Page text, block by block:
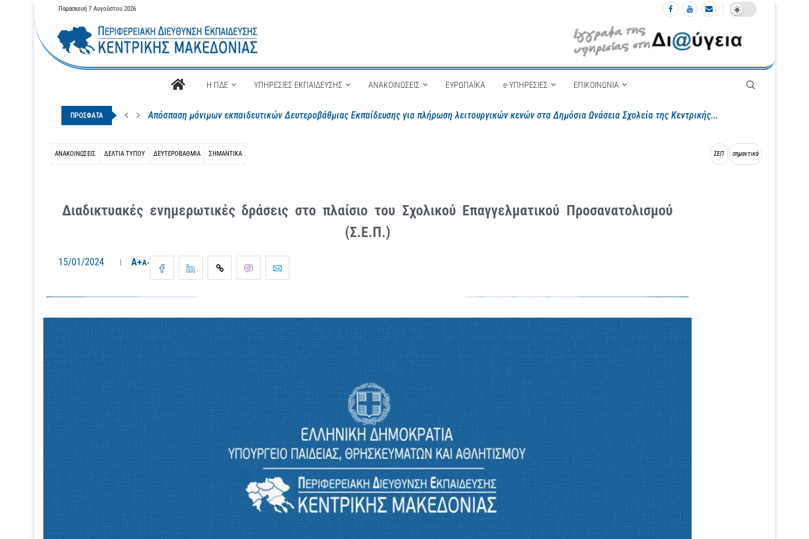
Παρασκευή 7 Αυγούστου 2026
ΑρχικήΗ ΠΔΕ ΥΠΗΡΕΣΙΕΣ ΕΚΠΑΙΔΕΥΣΗΣ ΑΝΑΚΟΙΝΩΣΕΙΣ ΕΥΡΩΠΑΪΚΑ e-ΥΠΗΡΕΣΙΕΣ ΕΠΙΚΟΙΝΩΝΙΑ
ΠΡΟΣΦΑΤΑ Απόσπαση μόνιμων εκπαιδευτικών Α/θμιας & Β/θμιας εκπαίδευσης για πλήρωση λειτουργικών κενών στα Πρότυπα Σχολεία (Π.Σ.)...
ΑΝΑΚΟΙΝΩΣΕΙΣ ΔΕΛΤΊΑ ΤΎΠΟΥ ΔΕΥΤΕΡΟΒΆΘΜΙΑ ΣΗΜΑΝΤΙΚΑ ΣΕΠ σημαντικά
Διαδικτυακές ενημερωτικές δράσεις στο πλαίσιο του Σχολικού Επαγγελματικού Προσανατολισμού
(Σ.Ε.Π.)
15/01/2024 A+A-